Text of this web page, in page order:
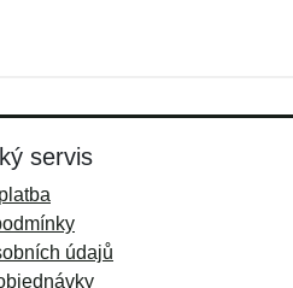
servis
údajů